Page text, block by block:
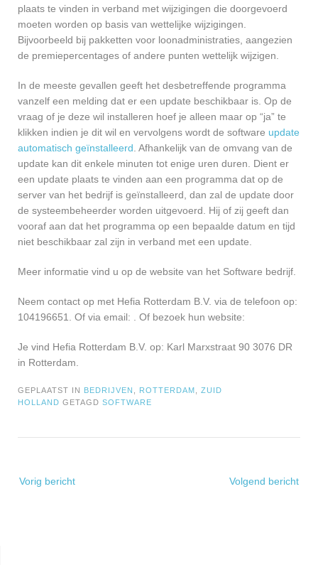
plaats te vinden in verband met wijzigingen die doorgevoerd
moeten worden op basis van wettelijke wijzigingen.
Bijvoorbeeld bij pakketten voor loonadministraties, aangezien
de premiepercentages of andere punten wettelijk wijzigen.
In de meeste gevallen geeft het desbetreffende programma
vanzelf een melding dat er een update beschikbaar is. Op de
vraag of je deze wil installeren hoef je alleen maar op “ja” te
klikken indien je dit wil en vervolgens wordt de software update
automatisch geïnstalleerd. Afhankelijk van de omvang van de
update kan dit enkele minuten tot enige uren duren. Dient er
een update plaats te vinden aan een programma dat op de
server van het bedrijf is geïnstalleerd, dan zal de update door
de systeembeheerder worden uitgevoerd. Hij of zij geeft dan
vooraf aan dat het programma op een bepaalde datum en tijd
niet beschikbaar zal zijn in verband met een update.
Meer informatie vind u op de website van het Software bedrijf.
Neem contact op met Hefia Rotterdam B.V. via de telefoon op:
104196651. Of via email: . Of bezoek hun website:
Je vind Hefia Rotterdam B.V. op: Karl Marxstraat 90 3076 DR
in Rotterdam.
GEPLAATST IN BEDRIJVEN , ROTTERDAM , ZUID
HOLLAND GETAGD SOFTWARE
navigatie
Vorig bericht Volgend bericht